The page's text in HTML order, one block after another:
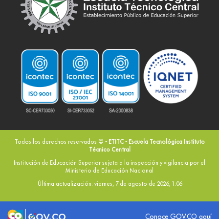
Todos los derechos reservados © - ETITC - Escuela Tecnológica Instituto
Técnico Central
Institución de Educación Superior sujeta a la inspección y vigilancia por el
Ministerio de Educación Nacional
Última actualización: viernes, 7 de agosto de 2026, 1:06
Logo marca ColombiaLogo Gobierno de ColombiaConoce GOV.CO aquí